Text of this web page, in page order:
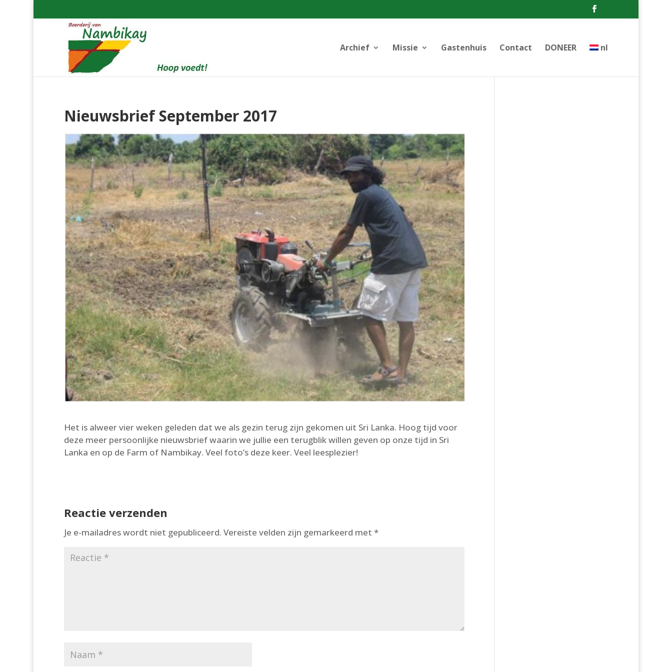
Archief Missie Gastenhuis Contact DONEER nl
Nieuwsbrief September 2017
Het is alweer vier weken geleden dat we als gezin terug zijn gekomen uit Sri Lanka. Hoog tijd voor
deze meer persoonlijke nieuwsbrief waarin we jullie een terugblik willen geven op onze tijd in Sri
Lanka en op de Farm of Nambikay. Veel foto’s deze keer. Veel leesplezier!
Reactie verzenden
Je e-mailadres wordt niet gepubliceerd. Vereiste velden zijn gemarkeerd met *